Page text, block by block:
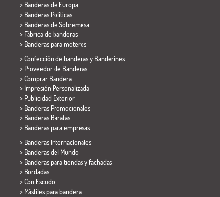
> Banderas de Europa
> Banderas Políticas
> Banderas de Sobremesa
> Fábrica de banderas
> Banderas para moteros
> Confección de banderas y Banderines
> Proveedor de Banderas
> Comprar Bandera
> Impresión Personalizada
> Publicidad Exterior
> Banderas Promocionales
> Banderas Baratas
> Banderas para empresas
> Banderas Internacionales
> Banderas del Mundo
> Banderas para tiendas y fachadas
> Bordadas
> Con Escudo
> Mástiles para bandera